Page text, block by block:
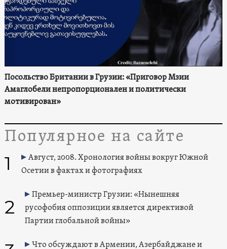
Посольство Британии в Грузии: «Приговор Мзии
Амаглобели непропорционален и политически
мотивирован»
Популярное на сайте
1
Август, 2008. Хронология войны вокруг Южной
Осетии в фактах и фотографиях
2
Премьер-министр Грузии: «Нынешняя
русофобия оппозиции является директивой
Партии глобальной войны»
Что обсуждают в Армении, Азербайджане и